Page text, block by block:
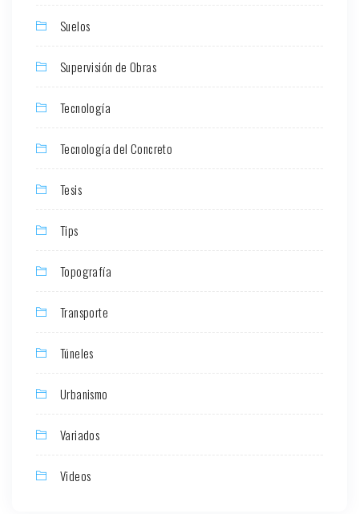
Suelos
Supervisión de Obras
Tecnología
Tecnología del Concreto
Tesis
Tips
Topografía
Transporte
Túneles
Urbanismo
Variados
Videos